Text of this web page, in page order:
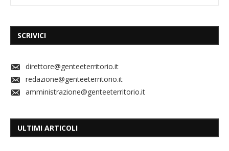
SCRIVICI
direttore@genteeterritorio.it
redazione@genteeterritorio.it
amministrazione@genteeterritorio.it
ULTIMI ARTICOLI